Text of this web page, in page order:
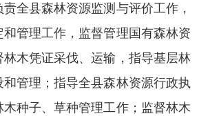
全县森林资源监测与评价工作，
管理工作，监督管理国有森林资
木凭证采伐、运输，指导基层林
管理；指导全县森林资源行政执
种子、草种管理工作；监督林木